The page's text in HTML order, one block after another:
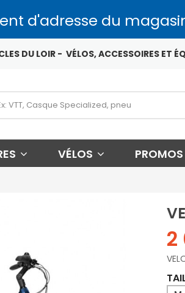
d'adresse du
DU LOIR - VÉLOS, ACCESSOIRES ET
VÉLOS PROMOS
2